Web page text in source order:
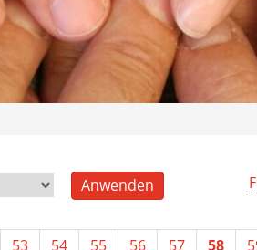
53 54 55 56 57 58